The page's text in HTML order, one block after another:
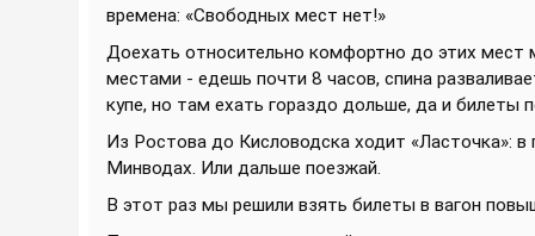
времена: «Свободных мест нет!»
Доехать относительно комфортно до этих мест
местами - едешь почти 8 часов, спина
купе, но там ехать гораздо дольше, да и билеты
Из Ростова до Кисловодска ходит «Ласточка»:
Минводах. Или дальше поезжай.
В этот раз мы решили взять билеты в вагон